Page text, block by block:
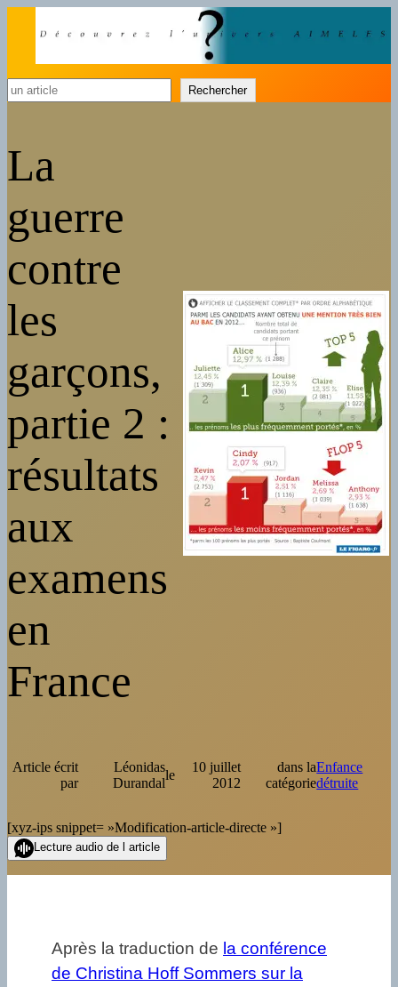
Rechercher
La
guerre
contre
les
garçons,
partie 2 :
résultats
aux
examens
en
France
Article écrit
par
Léonidas
Durandal
le
10 juillet
2012
dans la
catégorie
Enfance
détruite
[xyz-ips snippet= »Modification-article-directe »]
Lecture audio de l article
Après la traduction de la conférence
de Christina Hoff Sommers sur la